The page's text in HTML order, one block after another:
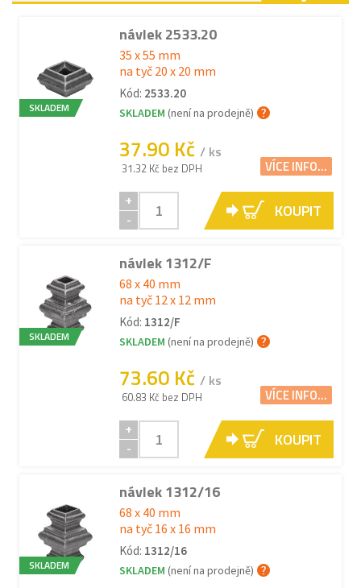
SKLADEM
návlek 2533.20
35 x 55 mm
na tyč 20 x 20 mm
Kód: 2533.20
SKLADEM (není na prodejně)
37.90 Kč / ks
31.32 Kč bez DPH VÍCE INFO...
+
-
KOUPIT
SKLADEM
návlek 1312/F
68 x 40 mm
na tyč 12 x 12 mm
Kód: 1312/F
SKLADEM (není na prodejně)
73.60 Kč / ks
60.83 Kč bez DPH VÍCE INFO...
+
-
KOUPIT
SKLADEM
návlek 1312/16
68 x 40 mm
na tyč 16 x 16 mm
Kód: 1312/16
SKLADEM (není na prodejně)